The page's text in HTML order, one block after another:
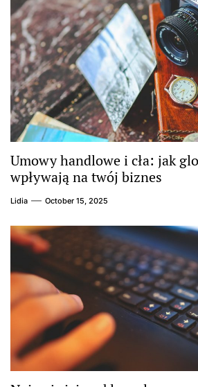
Umowy handlowe i cła: jak
wpływają na twój biznes
Lidia October 15, 2025